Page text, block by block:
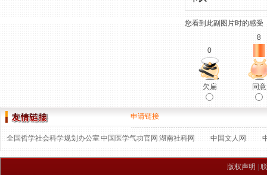
您看到此副图片时的感受
0
欠扁
8
同意
申请链接
全国哲学社会科学规划办公室中国医学气功官网 湖南社科网 中国文人网
版权声明